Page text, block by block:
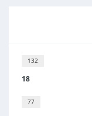
132
18
77